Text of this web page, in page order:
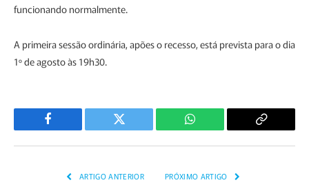
funcionando normalmente.
A primeira sessão ordinária, apões o recesso, está prevista para o dia
1º de agosto às 19h30.
Facebook Twitter WhatsApp
Copiar
ARTIGO ANTERIOR PRÓXIMO ARTIGO